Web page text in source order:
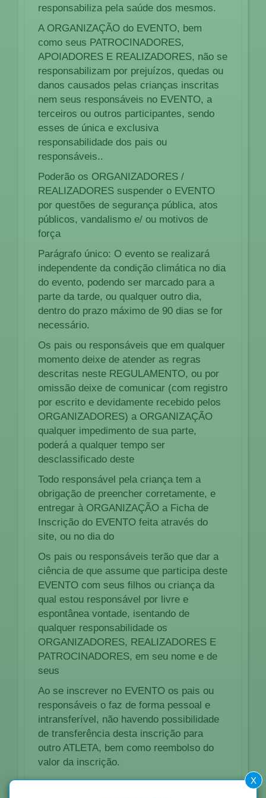
responsabiliza pela saúde dos mesmos.
A ORGANIZAÇÃO do EVENTO, bem
como seus PATROCINADORES,
APOIADORES E REALIZADORES, não se
responsabilizam por prejuízos, quedas ou
danos causados pelas crianças inscritas
nem seus responsáveis no EVENTO, a
terceiros ou outros participantes, sendo
esses de única e exclusiva
responsabilidade dos pais ou
responsáveis..
Poderão os ORGANIZADORES /
REALIZADORES suspender o EVENTO
por questões de segurança pública, atos
públicos, vandalismo e/ ou motivos de
força
Parágrafo único: O evento se realizará
independente da condição climática no dia
do evento, podendo ser marcado para a
parte da tarde, ou qualquer outro dia,
dentro do prazo máximo de 90 dias se for
necessário.
Os pais ou responsáveis que em qualquer
momento deixe de atender as regras
descritas neste REGULAMENTO, ou por
omissão deixe de comunicar (com registro
por escrito e devidamente recebido pelos
ORGANIZADORES) a ORGANIZAÇÃO
qualquer impedimento de sua parte,
poderá a qualquer tempo ser
desclassificado deste
Todo responsável pela criança tem a
obrigação de preencher corretamente, e
entregar à ORGANIZAÇÃO a Ficha de
Inscrição do EVENTO feita através do
site, ou no dia do
Os pais ou responsáveis terão que dar a
ciência de que assume que participa deste
EVENTO com seus filhos ou criança da
qual estou responsável por livre e
espontânea vontade, isentando de
qualquer responsabilidade os
ORGANIZADORES, REALIZADORES E
PATROCINADORES, em seu nome e de
seus
Ao se inscrever no EVENTO os pais ou
responsáveis o faz de forma pessoal e
intransferível, não havendo possibilidade
de transferência desta inscrição para
outro ATLETA, bem como reembolso do
valor da inscrição.
X